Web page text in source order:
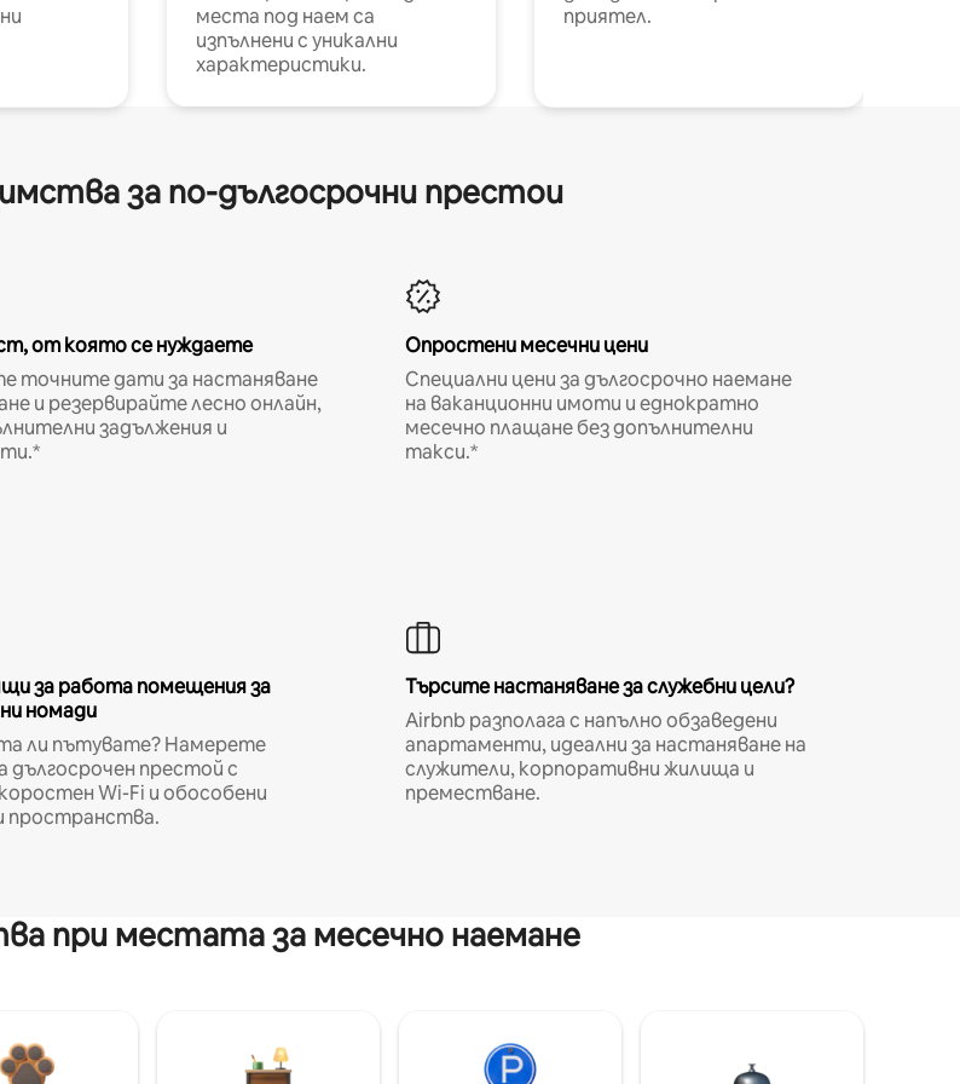
места под наем са
изпълнени с уникални
характеристики.
приятел.
за по-дългосрочни престои
от която се нуждаете
точните дати за настаняване
и резервирайте лесно онлайн,
задължения и
Опростени месечни цени
Специални цени за дългосрочно наемане
на ваканционни имоти и еднократно
месечно плащане без допълнителни
такси.*
за работа помещения за
номади
ли пътувате? Намерете
дългосрочен престой с
Wi-Fi и обособени
пространства.
Търсите настаняване за служебни цели?
Airbnb разполага с напълно обзаведени
апартаменти, идеални за настаняване на
служители, корпоративни жилища и
преместване.
при местата за месечно наемане